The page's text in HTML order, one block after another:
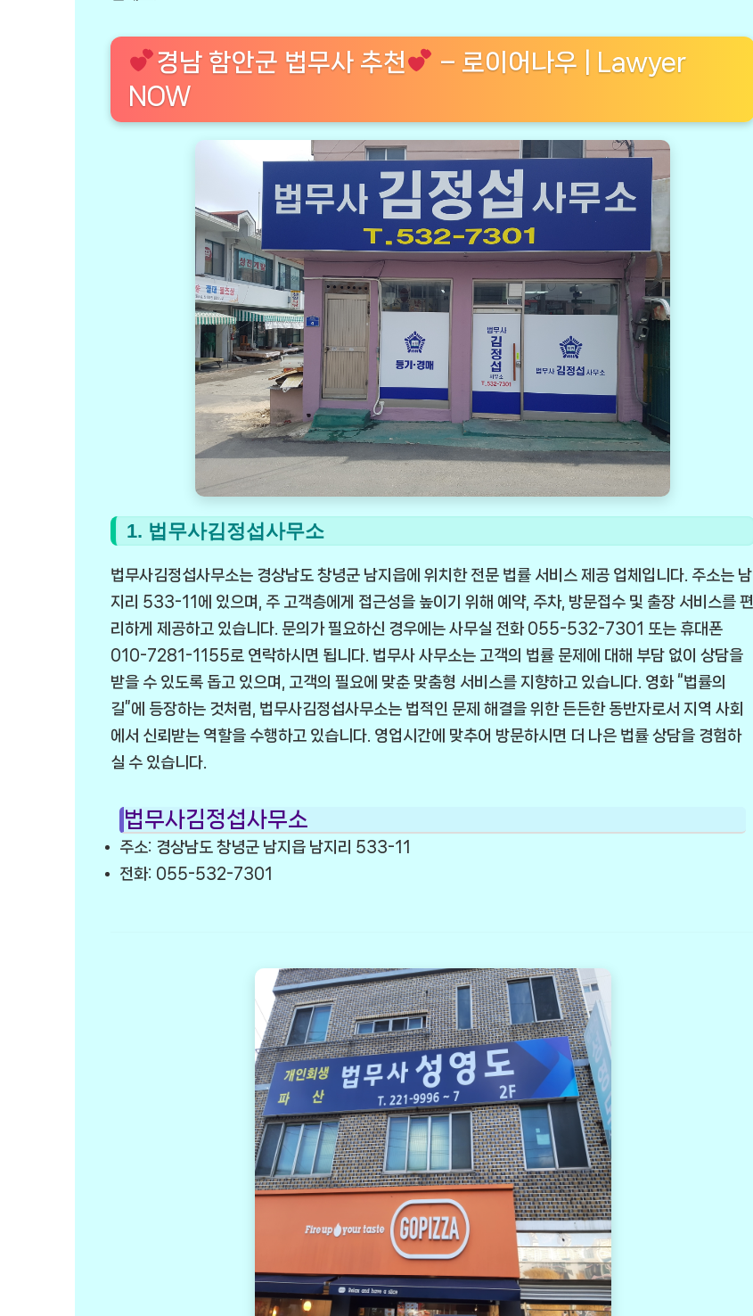
경남 함안군 법무사 추천
– 로이어나우 | Lawyer
NOW
1. 법무사김정섭사무소
법무사김정섭사무소는 경상남도 창녕군 남지읍에 위치한 전문 법률 서비스 제공 업체입니다. 주소는 남
지리 533-11에 있으며, 주 고객층에게 접근성을 높이기 위해 예약, 주차, 방문접수 및 출장 서비스를 편
리하게 제공하고 있습니다. 문의가 필요하신 경우에는 사무실 전화 055-532-7301 또는 휴대폰
010-7281-1155로 연락하시면 됩니다. 법무사 사무소는 고객의 법률 문제에 대해 부담 없이 상담을
받을 수 있도록 돕고 있으며, 고객의 필요에 맞춘 맞춤형 서비스를 지향하고 있습니다. 영화 “법률의
길”에 등장하는 것처럼, 법무사김정섭사무소는 법적인 문제 해결을 위한 든든한 동반자로서 지역 사회
에서 신뢰받는 역할을 수행하고 있습니다. 영업시간에 맞추어 방문하시면 더 나은 법률 상담을 경험하
실 수 있습니다.
법무사김정섭사무소
주소: 경상남도 창녕군 남지읍 남지리 533-11
전화: 055-532-7301